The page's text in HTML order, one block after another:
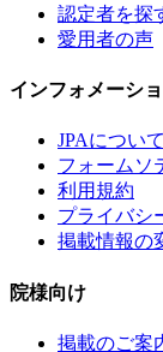
認定者を探
愛用者の声
インフォメーシ
JPAについて
フォームソ
利用規約
プライバシ
掲載情報の
院様向け
掲載のご案